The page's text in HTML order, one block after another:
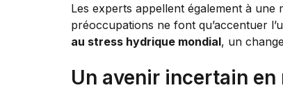
Les experts appellent également à
préoccupations ne font qu’accentuer
au stress hydrique mondial, un
Un avenir incertain en